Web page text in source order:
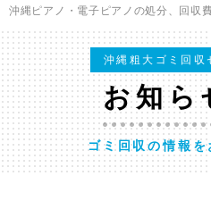
沖縄ピアノ・電子ピアノの処分、回収
沖縄粗大ゴミ回収
お知ら
ゴミ回収の情報を